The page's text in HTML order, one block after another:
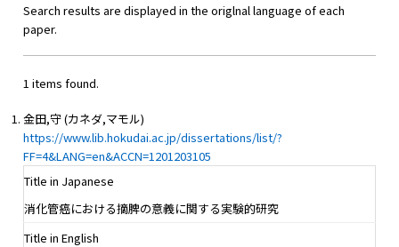
Search results are displayed in the origlnal language of each
paper.
1 items found.
金田,守 (カネダ,マモル)
https://www.lib.hokudai.ac.jp/dissertations/list/?
FF=4&LANG=en&ACCN=1201203105
Title in Japanese
消化管癌における摘脾の意義に関する実験的研究
Title in English